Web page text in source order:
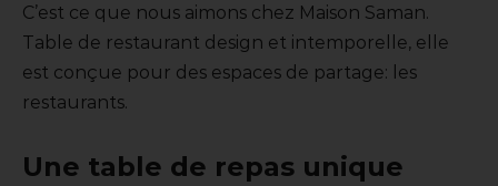
C’est ce que nous aimons chez Maison Saman.
Table de restaurant design et intemporelle, elle
est conçue pour des espaces de partage: les
restaurants.
Une table de repas unique